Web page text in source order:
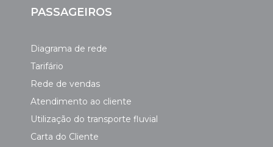
PASSAGEIROS
Diagrama de rede
Tarifário
Rede de vendas
Atendimento ao cliente
Utilização do transporte fluvial
Carta do Cliente